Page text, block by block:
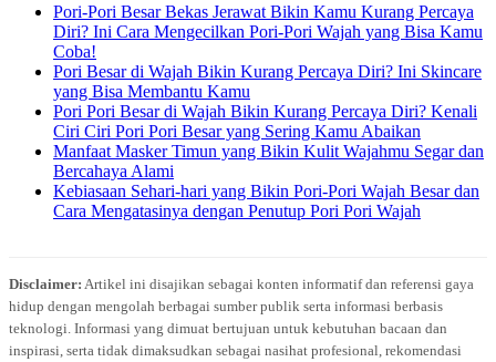
Pori-Pori Besar Bekas Jerawat Bikin Kamu Kurang Percaya
Diri? Ini Cara Mengecilkan Pori-Pori Wajah yang Bisa Kamu
Coba!
Pori Besar di Wajah Bikin Kurang Percaya Diri? Ini Skincare
yang Bisa Membantu Kamu
Pori Pori Besar di Wajah Bikin Kurang Percaya Diri? Kenali
Ciri Ciri Pori Pori Besar yang Sering Kamu Abaikan
Manfaat Masker Timun yang Bikin Kulit Wajahmu Segar dan
Bercahaya Alami
Kebiasaan Sehari-hari yang Bikin Pori-Pori Wajah Besar dan
Cara Mengatasinya dengan Penutup Pori Pori Wajah
Disclaimer: Artikel ini disajikan sebagai konten informatif dan referensi gaya
hidup dengan mengolah berbagai sumber publik serta informasi berbasis
teknologi. Informasi yang dimuat bertujuan untuk kebutuhan bacaan dan
inspirasi, serta tidak dimaksudkan sebagai nasihat profesional, rekomendasi